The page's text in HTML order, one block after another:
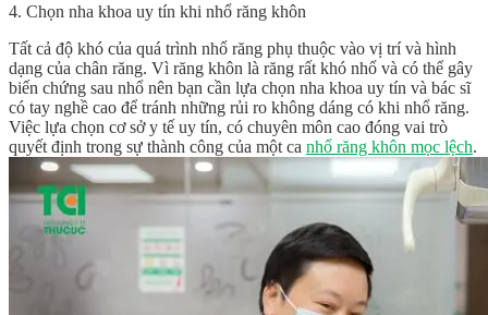
4. Chọn nha khoa uy tín khi nhổ răng khôn
Tất cả độ khó của quá trình nhổ răng phụ thuộc vào vị trí và hình
dạng của chân răng. Vì răng khôn là răng rất khó nhổ và có thể gây
biến chứng sau nhổ nên bạn cần lựa chọn nha khoa uy tín và bác sĩ
có tay nghề cao để tránh những rủi ro không dáng có khi nhổ răng.
Việc lựa chọn cơ sở y tế uy tín, có chuyên môn cao đóng vai trò
quyết định trong sự thành công của một ca nhổ răng khôn mọc lệch.